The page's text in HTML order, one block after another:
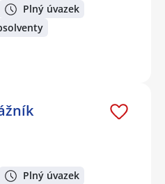
Plný úvazek
Plný úvazek